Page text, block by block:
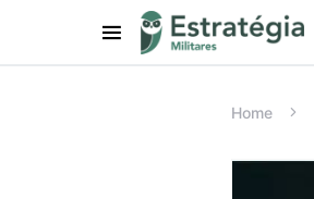
Procurar:
Home